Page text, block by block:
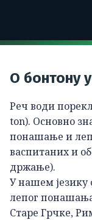
О бонтону
Реч води
ton). Основно
понашање и
васпитаних и
држање).
У нашем језику
лепог
Старе Грчке,